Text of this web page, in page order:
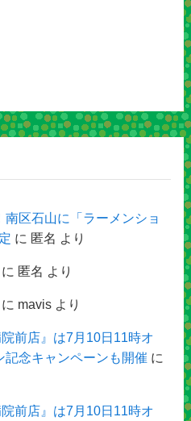
区石山に「ラーメンショ
に 匿名 より
に 匿名 より
に mavisより
前店』は7月10日11時オ
念キャンペーンも開催 に
前店』は7月10日11時オ